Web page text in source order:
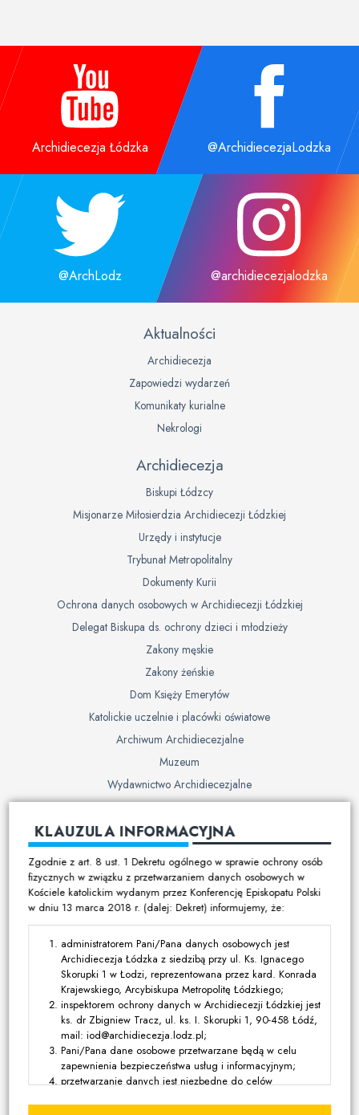
Archidiecezja Łódzka @ArchidiecezjaLodzka
@ArchLodz @archidiecezjalodzka
Aktualności
Archidiecezja
Zapowiedzi wydarzeń
Komunikaty kurialne
Nekrologi
Archidiecezja
Biskupi Łódzcy
Misjonarze Miłosierdzia Archidiecezji Łódzkiej
Urzędy i instytucje
Trybunał Metropolitalny
Dokumenty Kurii
Ochrona danych osobowych w Archidiecezji Łódzkiej
Delegat Biskupa ds. ochrony dzieci i młodzieży
Zakony męskie
Zakony żeńskie
Dom Księży Emerytów
Katolickie uczelnie i placówki oświatowe
Archiwum Archidiecezjalne
Muzeum
Wydawnictwo Archidiecezjalne
Cmentarze
Duszpasterstwo
Program duszpasterski
Kalendarz pracy duszpasterskiej
Duszpasterstwo specjalistyczne
Ruchy i stowarzyszenia
Multimedia
Filmy
Zdjęcia
Media katolickie
Kontakt
KLAUZULA INFORMACYJNA
Zgodnie z art. 8 ust. 1 Dekretu ogólnego w sprawie ochrony osób
fizycznych w związku z przetwarzaniem danych osobowych w
Kościele katolickim wydanym przez Konferencję Episkopatu Polski
w dniu 13 marca 2018 r. (dalej: Dekret) informujemy, że:
administratorem Pani/Pana danych osobowych jest
Archidiecezja Łódzka z siedzibą przy ul. Ks. Ignacego
Skorupki 1 w Łodzi, reprezentowana przez kard. Konrada
Krajewskiego, Arcybiskupa Metropolitę Łódzkiego;
inspektorem ochrony danych w Archidiecezji Łódzkiej jest
ks. dr Zbigniew Tracz, ul. ks. I. Skorupki 1, 90-458 Łódź,
mail: iod@archidiecezja.lodz.pl;
Pani/Pana dane osobowe przetwarzane będą w celu
zapewnienia bezpieczeństwa usług i informacyjnym;
przetwarzanie danych jest niezbędne do celów